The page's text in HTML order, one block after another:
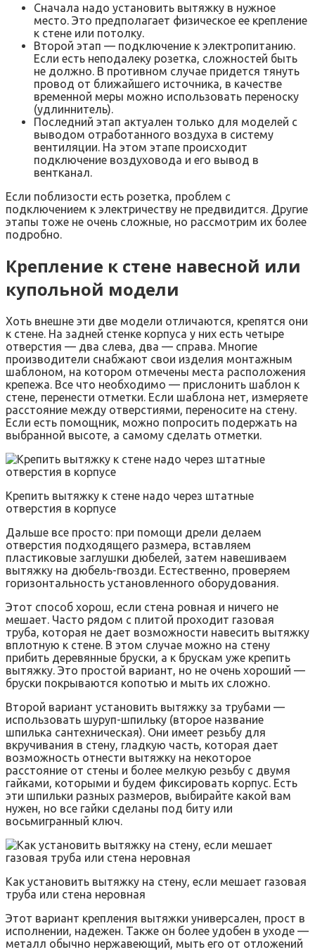
Сначала надо установить вытяжку в нужное
место. Это предполагает физическое ее крепление
к стене или потолку.
Второй этап — подключение к электропитанию.
Если есть неподалеку розетка, сложностей быть
не должно. В противном случае придется тянуть
провод от ближайшего источника, в качестве
временной меры можно использовать переноску
(удлиннитель).
Последний этап актуален только для моделей с
выводом отработанного воздуха в систему
вентиляции. На этом этапе происходит
подключение воздуховода и его вывод в
вентканал.
Если поблизости есть розетка, проблем с
подключением к электричеству не предвидится. Другие
этапы тоже не очень сложные, но рассмотрим их более
подробно.
Крепление к стене навесной или
купольной модели
Хоть внешне эти две модели отличаются, крепятся они
к стене. На задней стенке корпуса у них есть четыре
отверстия — два слева, два — справа. Многие
производители снабжают свои изделия монтажным
шаблоном, на котором отмечены места расположения
крепежа. Все что необходимо — прислонить шаблон к
стене, перенести отметки. Если шаблона нет, измеряете
расстояние между отверстиями, переносите на стену.
Если есть помощник, можно попросить подержать на
выбранной высоте, а самому сделать отметки.
Крепить вытяжку к стене надо через штатные
отверстия в корпусе
Дальше все просто: при помощи дрели делаем
отверстия подходящего размера, вставляем
пластиковые заглушки дюбелей, затем навешиваем
вытяжку на дюбель-гвозди. Естественно, проверяем
горизонтальность установленного оборудования.
Этот способ хорош, если стена ровная и ничего не
мешает. Часто рядом с плитой проходит газовая
труба, которая не дает возможности навесить вытяжку
вплотную к стене. В этом случае можно на стену
прибить деревянные бруски, а к брускам уже крепить
вытяжку. Это простой вариант, но не очень хороший —
бруски покрываются копотью и мыть их сложно.
Второй вариант установить вытяжку за трубами —
использовать шуруп-шпильку (второе название
шпилька сантехническая). Они имеет резьбу для
вкручивания в стену, гладкую часть, которая дает
возможность отнести вытяжку на некоторое
расстояние от стены и более мелкую резьбу с двумя
гайками, которыми и будем фиксировать корпус. Есть
эти шпильки разных размеров, выбирайте какой вам
нужен, но все гайки сделаны под биту или
восьмигранный ключ.
Как установить вытяжку на стену, если мешает газовая
труба или стена неровная
Этот вариант крепления вытяжки универсален, прост в
исполнении, надежен. Также он более удобен в уходе —
металл обычно нержавеющий, мыть его от отложений